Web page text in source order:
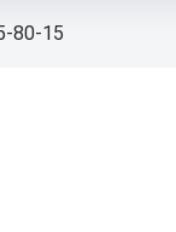
80-15